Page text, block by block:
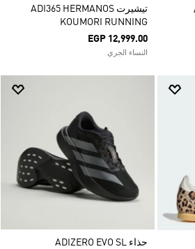
تيشيرت ADI365 HERMANOS
KOUMORI RUNNING
EGP 12,999.00
النساء الجري
حذاء ADIZERO EVO SL